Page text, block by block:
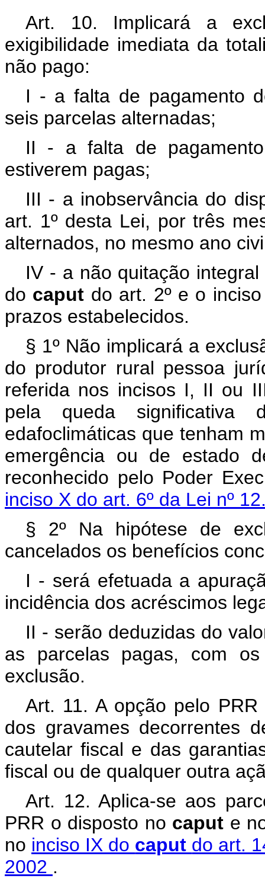
Art. 10. Implicará a
exigibilidade imediata da
não pago:
I - a falta de pagamento
seis parcelas alternadas;
II - a falta de
estiverem pagas;
III - a inobservância do
art. 1º desta Lei, por três
alternados, no mesmo ano
IV - a não quitação
do caput do art. 2º e o
prazos estabelecidos.
§ 1º Não implicará a
do produtor rural pessoa
referida nos incisos I, II ou
pela queda significativa
edafoclimáticas que tenham
emergência ou de estado
reconhecido pelo Poder
inciso X do art. 6º da Lei nº
§ 2º Na hipótese de
cancelados os benefícios
I - será efetuada a
incidência dos acréscimos
II - serão deduzidas do
as parcelas pagas, com
exclusão.
Art. 11. A opção pelo
dos gravames decorrentes
cautelar fiscal e das
fiscal ou de qualquer outra
Art. 12. Aplica-se aos
PRR o disposto no caput e
no inciso IX do caput do art.
2002 .